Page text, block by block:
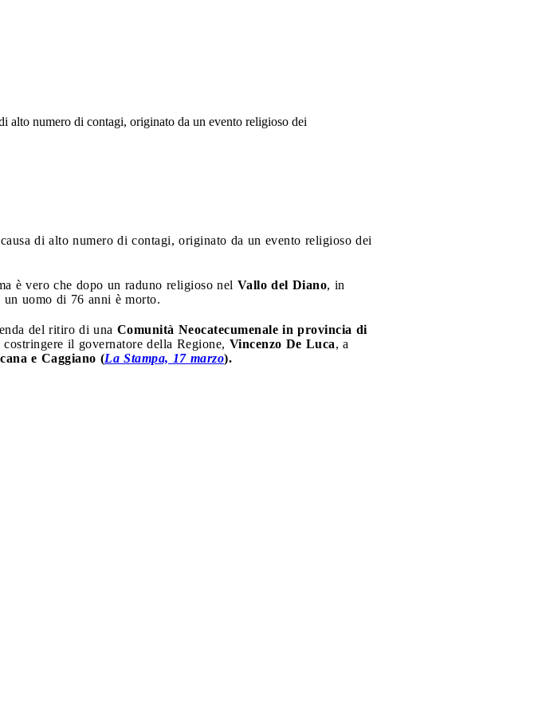
alto numero di contagi, originato da un evento religioso dei
di alto numero di contagi, originato da un evento religioso dei
è vero che dopo un raduno religioso nel Vallo del Diano, in
uomo di 76 anni è morto.
del ritiro di una Comunità Neocatecumenale in provincia di
il governatore della Regione, Vincenzo De Luca, a
e Caggiano (La Stampa, 17 marzo).